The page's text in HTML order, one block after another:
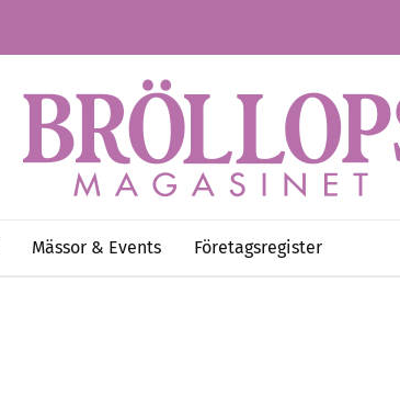
Mässor & Events Företagsregister